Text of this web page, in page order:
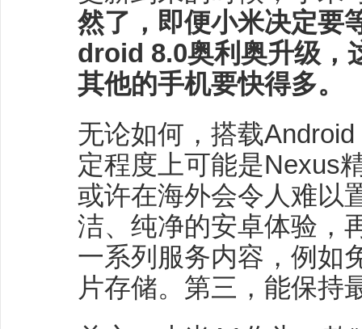
然了，即便小米决定要
droid 8.0奥利奥升级，
其他的手机要快得多。
无论如何，搭载
定程度上可能是Nexus
或许在海外会令人难以
洁、纯净的安卓体验，
一系列服务内容，例如
片存储。第三，能保持